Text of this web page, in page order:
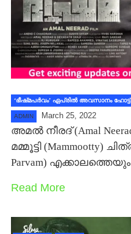
‘ഭീഷ്‍മപര്‍വം’ ഏപ്രില്‍ അവസാനം
ADMIN March 25, 2022
അമല്‍ നീരദ് (Amal
മമ്മൂട്ടി (Mammootty)
Parvam)
Read More